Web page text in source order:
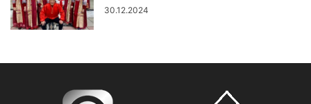
30.12.2024